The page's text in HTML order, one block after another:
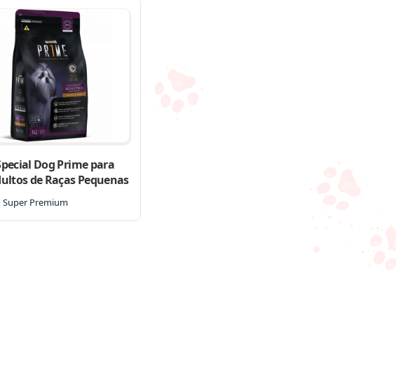
Dog Prime para
de Raças Pequenas
Premium